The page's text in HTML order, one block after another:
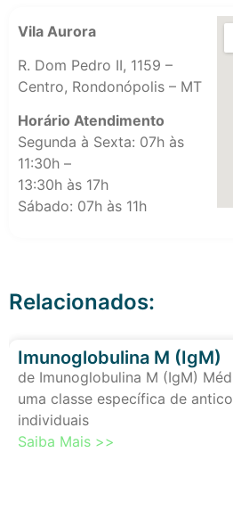
Vila Aurora
R. Dom Pedro II, 1159 –
Centro, Rondonópolis – MT
Horário Atendimento
Segunda à Sexta: 07h às
11:30h –
13:30h às 17h
Sábado: 07h às 11h
Relacionados:
Imunoglobulina M (IgM)
de Imunoglobulina M (IgM)
uma classe específica de
individuais
Saiba Mais >>